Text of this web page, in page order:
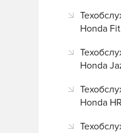
Honda Fit
Honda
Honda